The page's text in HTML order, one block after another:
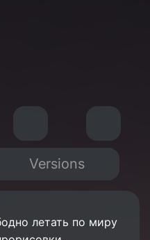
Versions
летать по миру